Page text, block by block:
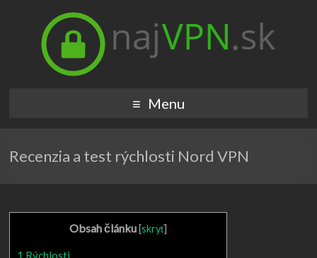
Menu
Recenzia a test rýchlosti Nord VPN
Obsah článku [skryť]
1 Rýchlosti